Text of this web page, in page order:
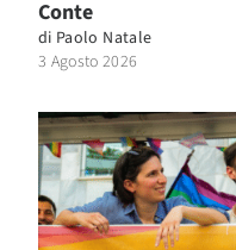
Conte
di Paolo Natale
3 Agosto 2026